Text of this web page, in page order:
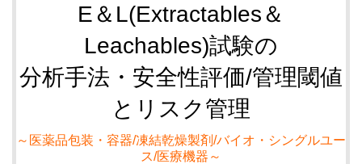
E＆L(Extractables＆
Leachables)試験の
分析手法・安全性評価/管理閾値
とリスク管理
～医薬品包装・容器/凍結乾燥製剤/バイオ・シングルユー
ス/医療機器～